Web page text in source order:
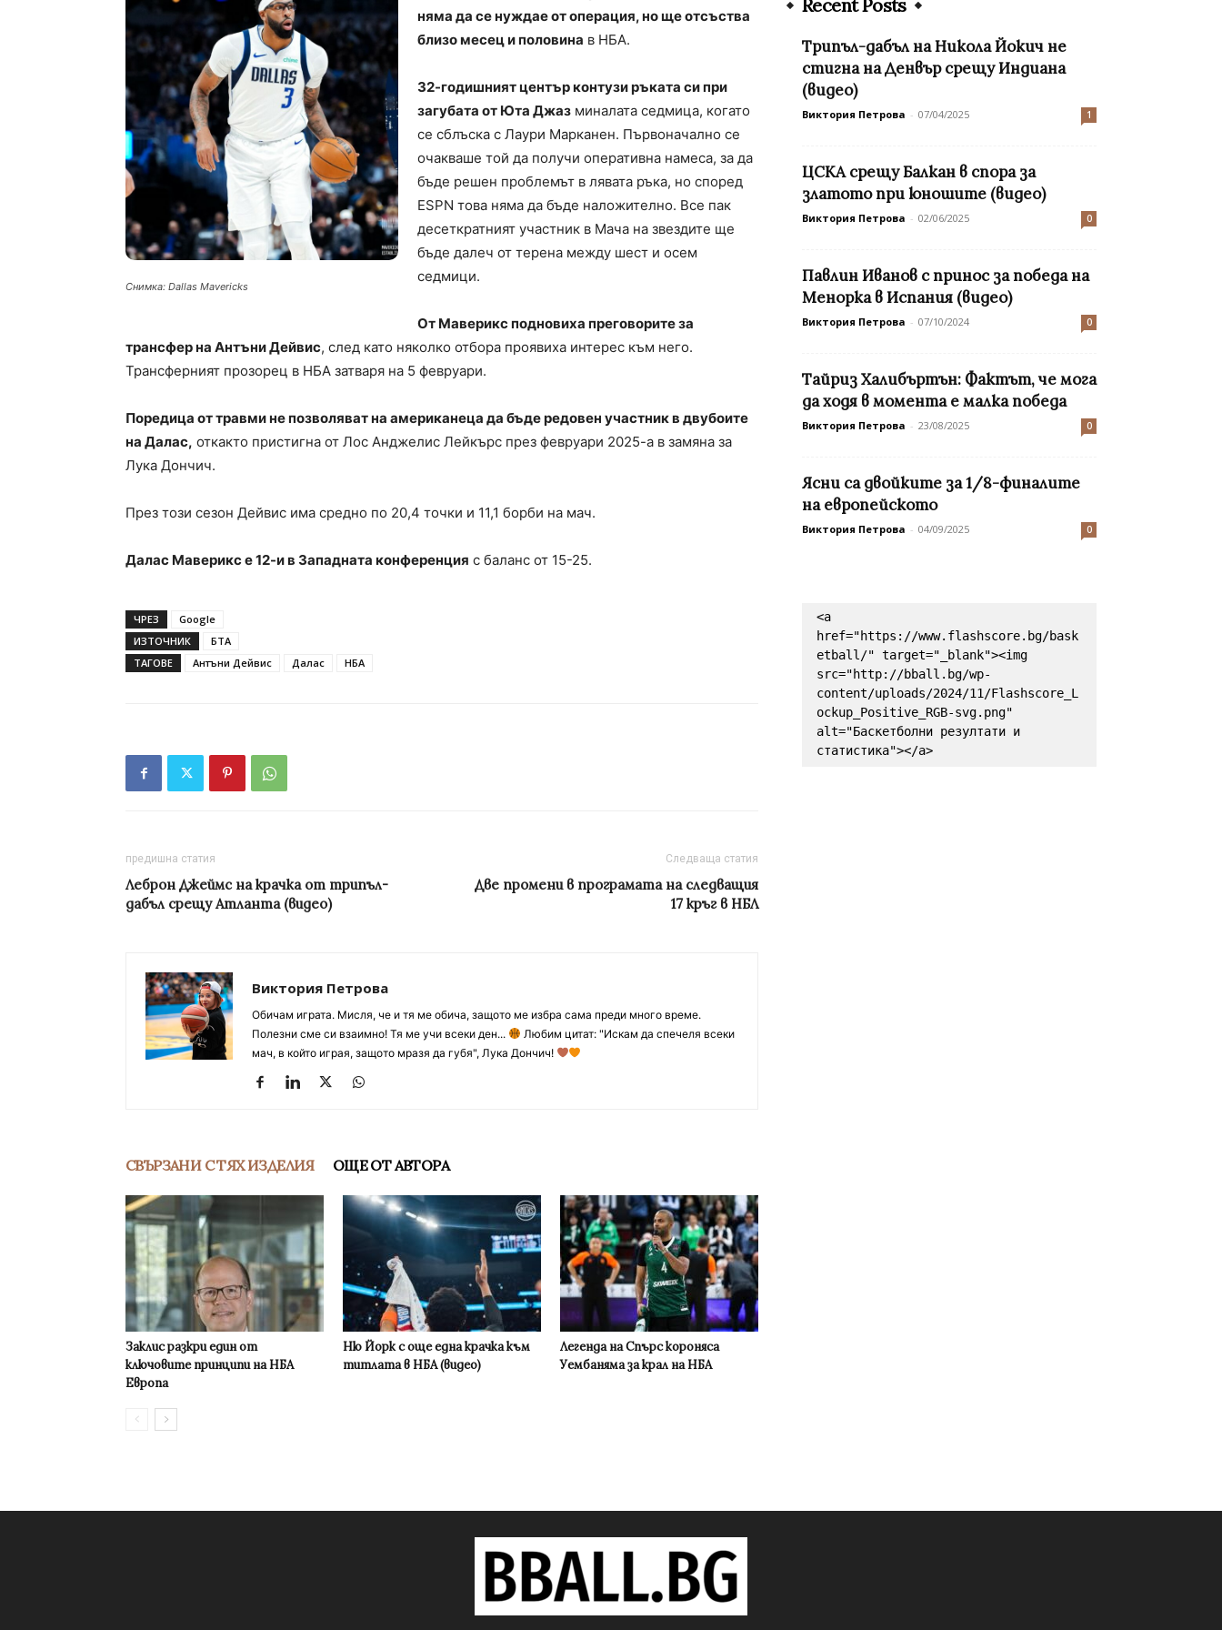
Снимка: Dallas Mavericks
няма да се нуждае от операция, но ще отсъства
близо месец и половина в НБА.
32-годишният център контузи ръката си при
загубата от Юта Джаз миналата седмица, когато
се сблъска с Лаури Марканен. Първоначално се
очакваше той да получи оперативна намеса, за да
бъде решен проблемът в лявата ръка, но според
ESPN това няма да бъде наложително. Все пак
десеткратният участник в Мача на звездите ще
бъде далеч от терена между шест и осем
седмици.
От Маверикс подновиха преговорите за
трансфер на Антъни Дейвис, след като няколко отбора проявиха интерес към него.
Трансферният прозорец в НБА затваря на 5 февруари.
Поредица от травми не позволяват на американеца да бъде редовен участник в двубоите
на Далас, откакто пристигна от Лос Анджелис Лейкърс през февруари 2025-а в замяна за
Лука Дончич.
През този сезон Дейвис има средно по 20,4 точки и 11,1 борби на мач.
Далас Маверикс е 12-и в Западната конференция с баланс от 15-25.
ЧРЕЗ
Google
ИЗТОЧНИК
БТА
ТАГОВЕ
Антъни Дейвис Далас НБА
предишна статия
Леброн Джеймс на крачка от трипъл-
дабъл срещу Атланта (видео)
Следваща статия
Две промени в програмата на следващия
17 кръг в НБЛ
Виктория Петрова
Обичам играта. Мисля, че и тя ме обича, защото ме избра сама преди много време.
Полезни сме си взаимно! Тя ме учи всеки ден...
Любим цитат: "Искам да спечеля всеки
мач, в който играя, защото мразя да губя", Лука Дончич!
СВЪРЗАНИ С ТЯХ ИЗДЕЛИЯ ОЩЕ ОТ АВТОРА
Заклис разкри един от
ключовите принципи на НБА
Европа
Ню Йорк с още една крачка към
титлата в НБА (видео)
Легенда на Спърс короняса
Уембаняма за крал на НБА
Recent Posts
Трипъл-дабъл на Никола Йокич не
стигна на Денвър срещу Индиана
(видео)
Виктория Петрова - 07/04/2025 1
ЦСКА срещу Балкан в спора за
златото при юношите (видео)
Виктория Петрова - 02/06/2025 0
Павлин Иванов с принос за победа на
Менорка в Испания (видео)
Виктория Петрова - 07/10/2024 0
Тайриз Халибъртън: Фактът, че мога
да ходя в момента е малка победа
Виктория Петрова - 23/08/2025 0
Ясни са двойките за 1/8-финалите
на европейското
Виктория Петрова - 04/09/2025 0
<a
href="https://www.flashscore.bg/bask
etball/" target="_blank"><img
src="http://bball.bg/wp-
content/uploads/2024/11/Flashscore_L
ockup_Positive_RGB-svg.png"
alt="Баскетболни резултати и
статистика"></a>